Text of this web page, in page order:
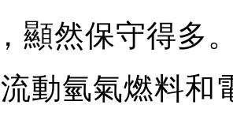
，顯然保守得多
流動氫氣燃料和